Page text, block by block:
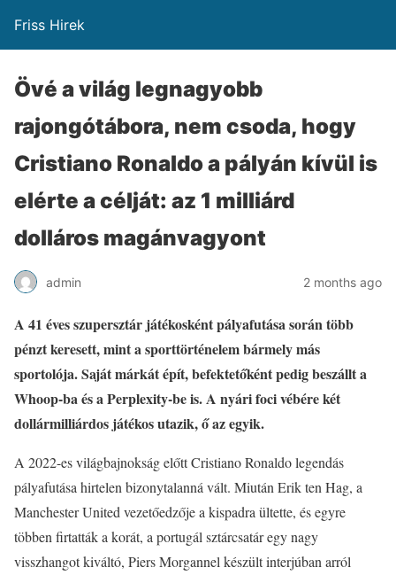
Friss Hirek
Övé a világ legnagyobb
rajongótábora, nem csoda, hogy
Cristiano Ronaldo a pályán kívül is
elérte a célját: az 1 milliárd
dolláros magánvagyont
admin 2 months ago
A 41 éves szupersztár játékosként pályafutása során több
pénzt keresett, mint a sporttörténelem bármely más
sportolója. Saját márkát épít, befektetőként pedig beszállt a
Whoop-ba és a Perplexity-be is. A nyári foci vébére két
dollármilliárdos játékos utazik, ő az egyik.
A 2022-es világbajnokság előtt Cristiano Ronaldo legendás
pályafutása hirtelen bizonytalanná vált. Miután Erik ten Hag, a
Manchester United vezetőedzője a kispadra ültette, és egyre
többen firtatták a korát, a portugál sztárcsatár egy nagy
visszhangot kiváltó, Piers Morgannel készült interjúban arról